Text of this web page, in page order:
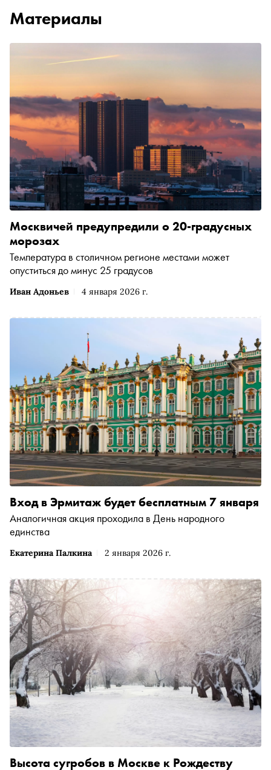
Материалы
Иван Адоньев 4 января 2026 г.
Москвичей предупредили о 20-градусных
морозах
Температура в столичном регионе местами может
опуститься до минус 25 градусов
Екатерина Палкина 2 января 2026 г.
Вход в Эрмитаж будет бесплатным 7 января
Аналогичная акция проходила в День народного
единства
Высота сугробов в Москве к Рождеству